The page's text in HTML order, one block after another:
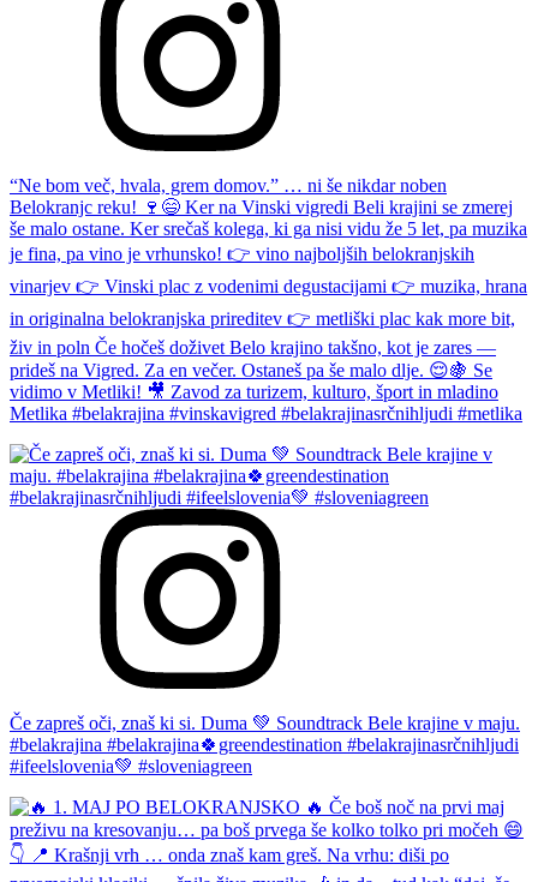
“Ne bom več, hvala, grem domov.” … ni še nikdar noben
Belokranjc reku! 🍷😄 Ker na Vinski vigredi Beli krajini se zmerej
še malo ostane. Ker srečaš kolega, ki ga nisi vidu že 5 let, pa muzika
je fina, pa vino je vrhunsko! 👉 vino najboljših belokranjskih
vinarjev 👉 Vinski plac z vodenimi degustacijami 👉 muzika, hrana
in originalna belokranjska prireditev 👉 metliški plac kak more bit,
živ in poln Če hočeš doživet Belo krajino takšno, kot je zares —
prideš na Vigred. Za en večer. Ostaneš pa še malo dlje. 😌🍇 Se
vidimo v Metliki! 🎥 Zavod za turizem, kulturo, šport in mladino
Metlika #belakrajina #vinskavigred #belakrajinasrčnihljudi #metlika
Če zapreš oči, znaš ki si. Duma 💚 Soundtrack Bele krajine v maju.
#belakrajina #belakrajina🍀greendestination #belakrajinasrčnihljudi
#ifeelslovenia💚 #sloveniagreen